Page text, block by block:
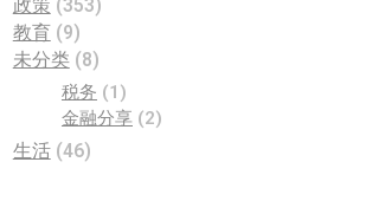
政策 (353)
教育(9)
未分类(8)
税务 (1)
金融分享 (2)
生活(46)